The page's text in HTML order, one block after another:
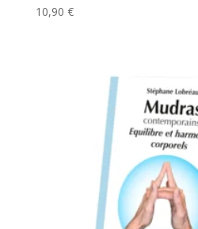
10,90 €